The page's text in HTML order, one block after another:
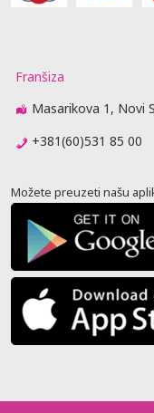
Franšiza
Masarikova 1, Novi
+381(60)531 85 00
Možete preuzeti našu